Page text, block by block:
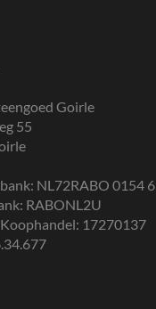
Goirle
55
NL72RABO 0154
RABONL2U
17270137